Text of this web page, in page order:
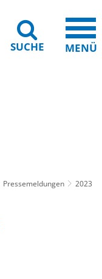
SUCHE MENÜ
Pressemeldungen
2023